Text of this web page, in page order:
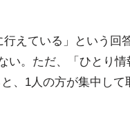
えている」という回
い。ただ、「ひとり
、1人の方が集中し